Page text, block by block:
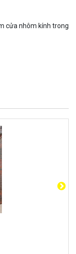
cửa nhôm kính trong